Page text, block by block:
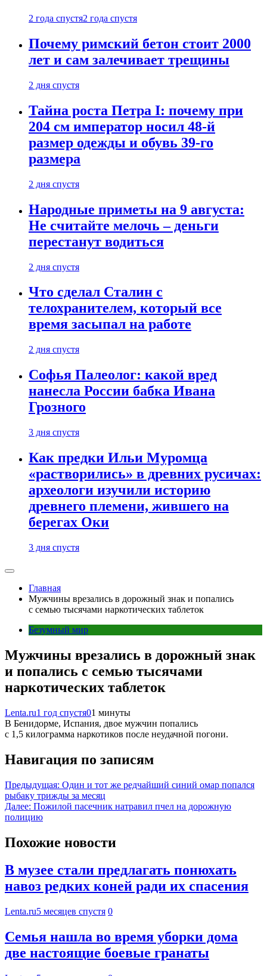
2 года спустя2 года спустя
Почему римский бетон стоит 2000
лет и сам залечивает трещины
2 дня спустя
Тайна роста Петра I: почему при
204 см император носил 48-й
размер одежды и обувь 39-го
размера
2 дня спустя
Народные приметы на 9 августа:
Не считайте мелочь – деньги
перестанут водиться
2 дня спустя
Что сделал Сталин с
телохранителем, который все
время засыпал на работе
2 дня спустя
Софья Палеолог: какой вред
нанесла России бабка Ивана
Грозного
3 дня спустя
Как предки Ильи Муромца
«растворились» в древних русичах:
археологи изучили историю
древнего племени, жившего на
берегах Оки
3 дня спустя
Главная
Мужчины врезались в дорожный знак и попались
с семью тысячами наркотических таблеток
Безумный мир
Мужчины врезались в дорожный знак
и попались с семью тысячами
наркотических таблеток
Lenta.ru1 год спустя01 минуты
В Бенидорме, Испания, двое мужчин попались
с 1,5 килограмма наркотиков после неудачной погони.
Навигация по записям
Предыдущая: Один и тот же редчайший синий омар попался
рыбаку трижды за месяц
Далее: Пожилой пасечник натравил пчел на дорожную
полицию
Похожие новости
В музее стали предлагать понюхать
навоз редких коней ради их спасения
Lenta.ru5 месяцев спустя 0
Семья нашла во время уборки дома
две настоящие боевые гранаты